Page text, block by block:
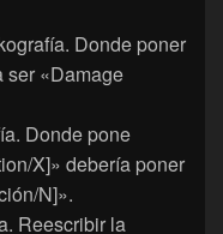
Donde poner
ser «Damage
Donde pone
X]» debería poner
N]».
Reescribir la